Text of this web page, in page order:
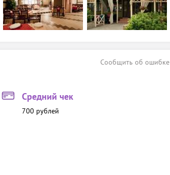
Сообщить об ошибке
Средний чек
700 рублей